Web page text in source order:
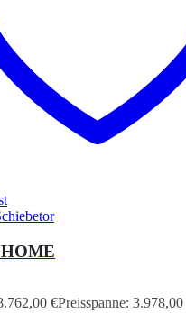
HOME
€Preisspanne: